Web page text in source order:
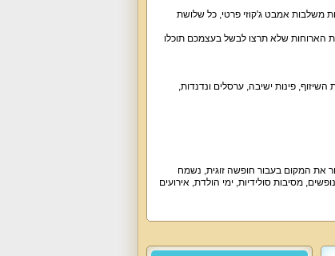
וילה הבית הכחול 3 סוויטות אירוח. שתי סוויטות משלבות אמבט ג'קוזי פרטי, כל שלושת
הארוחות שלא תרצו לבשל בעצמכם תוכלו
פינות ישיבה, ערסלים ונדנדות,
את המקום בעבור חופשה זוגית, נשמח
מסיבות סולידיות, ימי הולדת, אירועים